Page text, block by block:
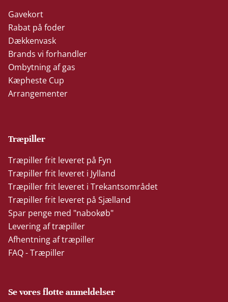
Gavekort
Rabat på foder
Dækkenvask
Brands vi forhandler
Ombytning af gas
Kæpheste Cup
Arrangementer
Træpiller
Træpiller frit leveret på Fyn
Træpiller frit leveret i Jylland
Træpiller frit leveret i Trekantsområdet
Træpiller frit leveret på Sjælland
Spar penge med "nabokøb"
Levering af træpiller
Afhentning af træpiller
FAQ - Træpiller
Se vores flotte anmeldelser